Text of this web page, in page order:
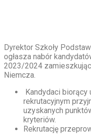
Dyrektor Szkoły
ogłasza nabór
2023/2024
Niemcza.
Kandydaci biorący
rekrutacyjnym
uzyskanych
kryteriów.
Rekrutację